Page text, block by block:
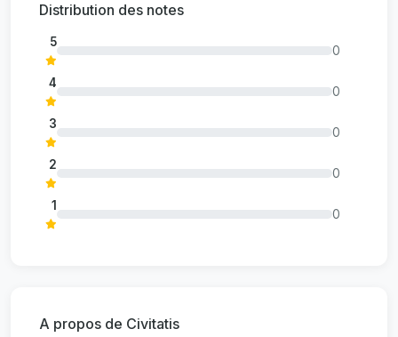
Distribution des notes
5
0
4
0
3
0
2
0
1
0
A propos de Civitatis